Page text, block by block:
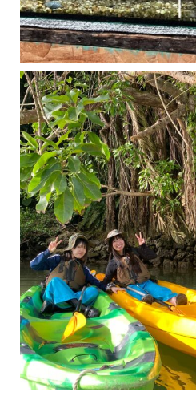
1月は流石に沖縄も寒くなってきました
ですが、ご安心ください！ 無料貸し出しの防水